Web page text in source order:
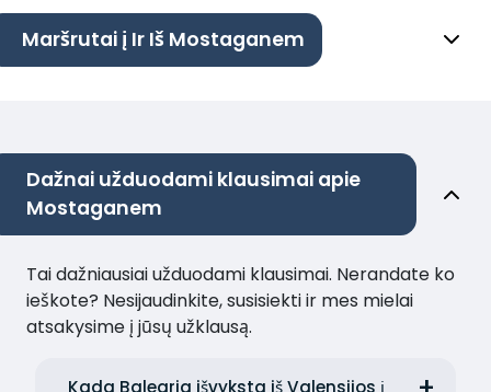
Maršrutai į Ir Iš Mostaganem
Dažnai užduodami klausimai apie
Mostaganem
Tai dažniausiai užduodami klausimai. Nerandate ko
ieškote? Nesijaudinkite, susisiekti ir mes mielai
atsakysime į jūsų užklausą.